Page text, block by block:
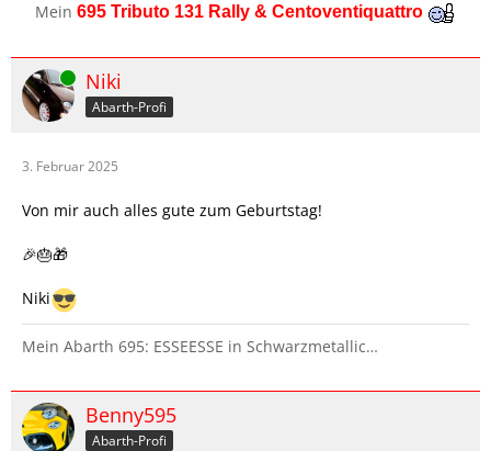
Mein 695 Tributo 131 Rally & Centoventiquattro
Online Niki
Abarth-Profi
3. Februar 2025
Von mir auch alles gute zum Geburtstag!
🎉🎂🎁
Niki
Mein Abarth 695: ESSEESSE in Schwarzmetallic…
Benny595
Abarth-Profi